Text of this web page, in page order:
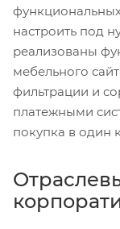
настроить под
реализованы
мебельного
фильтрации и
платежными
покупка в один